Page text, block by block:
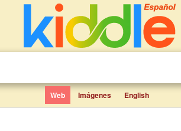
Web Imágenes English